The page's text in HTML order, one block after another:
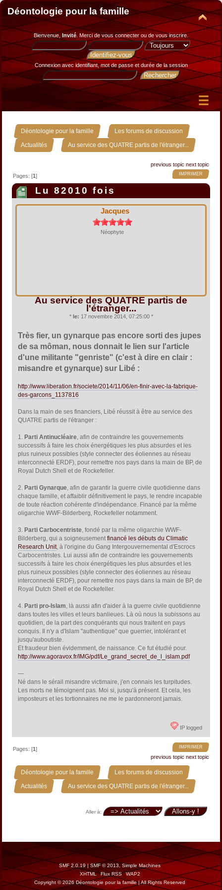
Déontologie pour la famille
Bienvenue, Invité. Merci devous connecter ou de vous inscrire.
Connexion avec identifiant, mot de passe et durée de la session
Déontologie pour la famille » Les forums de discussion »
Actualités » Au service des QUATRE partis de l'étranger...
previous topic next topic
IMPRIMER
Pages: [1]
Lu 82010 fois
Jacques
Néophyte
Au service des QUATRE partis de
l'étranger...
* le: 17 novembre 2014, 07:25:00 *
Très fier, un gynarque pas encore sorti des jupes
de sa môman, nous donnait le lien sur l'article
d'une militante "genriste" (c'est à dire en clair :
misandre et gynarque) sur Libé :
http://www.liberation.fr/societe/2014/11/06/en-finir-avec-la-fabrique-
des-garcons_1137816
Dans la main de ses financiers, Libé réussit à être au service des
QUATRE partis de l'étranger :
1. Parti Antinucléaire, afin de contraindre les gouvernements
successifs à faire les choix énergétiques les plus absurdes et les
plus ruineux possibles (style connecter des éoliennes au réseau
interconnecté ERDF), pour remettre nos pays dans la main de BP, de
Royal Dutch Shell et de Rockefeller.
2. Parti Gynarque, afin de garantir la guerre civile quotidienne dans
chaque famille, et affaiblir définitivement le pays, le rendre incapable
de toute réaction cohérente d'indépendance. Financé par la même
oligarchie WWF-Bilderberg, Rockefeller notamment.
3. Parti Carbocentriste, fondé par la même oligarchie WWF-
Bilderberg, qui a soigneusementfinancé les débuts du Climatic
Research Unit, à l'origine du Gang Intergouvernemental d'Escrocs
Carbocentristes. Lui aussi afin de contraindre les gouvernements
successifs à faire les choix énergétiques les plus absurdes et les
plus ruineux possibles (style connecter des éoliennes au réseau
interconnecté ERDF), pour remettre nos pays dans la main de BP, de
Royal Dutch Shell et de Rockefeller.
4. Parti pro-Islam, là aussi afin d'aider à la guerre civile quotidienne
dans toutes les villes et leurs banlieues. Là où nous la subissons au
quotidien, de la part des conquérants qui nous traitent en pays
conquis. Il n'y a d'Islam "authentique" que guerrier, intolérant et
jusqu'auboutiste.
Et fraudeur bien évidemment, de naissance. Ce fut étudié pour.
http://www.agoravox.fr/IMG/pdf/Le_grand_secret_de_l_islam.pdf
—
Né dans le sérail misandre victimaire, j'en connais les turpitudes.
Les morts ne témoignent pas. Moi si, jusqu'à présent. Et cela, les
imposteurs et les tortionnaires ne me le pardonneront jamais.
IP logged
IMPRIMER
Pages: [1]
previous topic next topic
Déontologie pour la famille » Les forums de discussion »
Actualités » Au service des QUATRE partis de l'étranger...
Aller à:
SMF 2.0.19|SMF © 2013 Simple Machines
XHTML
Flux RSS
WAP2
Copyright © 2026 Déontologie pour la famille | All Rights Reserved